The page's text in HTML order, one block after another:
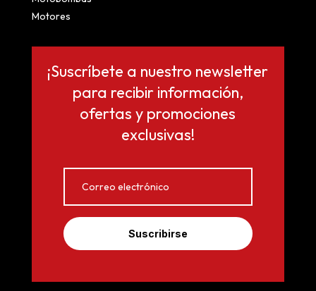
Motores
¡Suscríbete a nuestro newsletter
para recibir información,
ofertas y promociones
exclusivas!
Suscribirse